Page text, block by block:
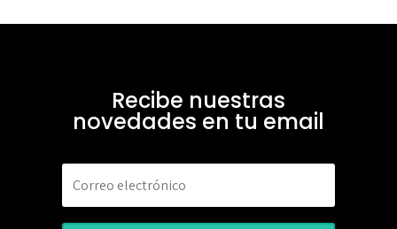
Recibe nuestras
novedades en tu email